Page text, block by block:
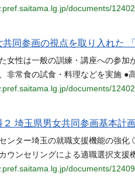
documents/
共同参画の視点を取り入れた
女性は一般の訓練・講座への参加
非常食の試食・料理などを実施 ●
documents/
２ 埼玉県男女共同参画基本計
ンター埼玉の就職支援機能の強
ウンセリングによる適職選択支援
documents/